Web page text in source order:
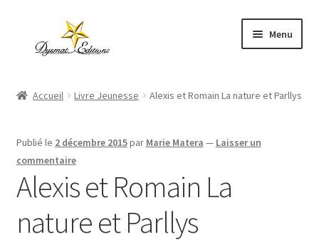
Menu
Auteurs publiés
Mon compte
Panier
Accueil Livre Jeunesse Alexis et Romain La nature et Parllys
Publié le 2 décembre 2015par Marie Matera — Laisser un
commentaire
Alexis et Romain La
nature et Parllys